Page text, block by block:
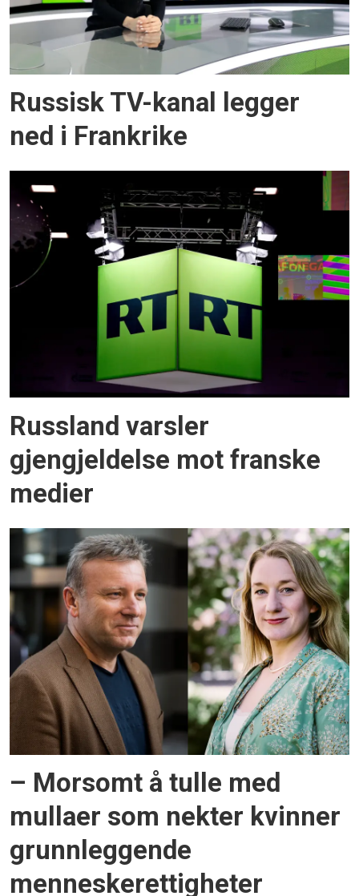
Russisk TV-kanal legger
ned i Frankrike
Russland varsler
gjengjeldelse mot franske
medier
– Morsomt å tulle med
mullaer som nekter kvinner
grunnleggende
menneskerettigheter